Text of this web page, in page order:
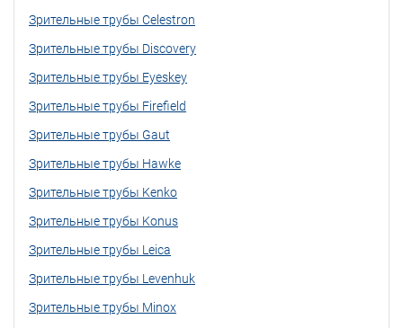
Зрительные трубы Celestron
Зрительные трубы Discovery
Зрительные трубы Eyeskey
Зрительные трубы Firefield
Зрительные трубы Gaut
Зрительные трубы Hawke
Зрительные трубы Kenko
Зрительные трубы Konus
Зрительные трубы Leica
Зрительные трубы Levenhuk
Зрительные трубы Minox